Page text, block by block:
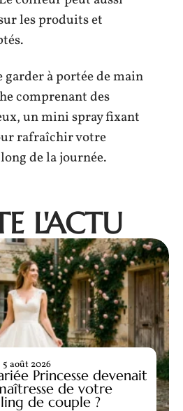
les produits et
garder à portée de main
comprenant des
un mini spray fixant
rafraîchir votre
de la journée.
L'ACTU
Princesse devenait
de votre
de couple ?
5 août 2026